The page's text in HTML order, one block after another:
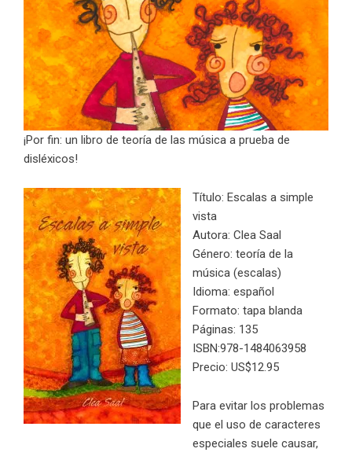
¡Por fin: un libro de teoría de las música a prueba de
disléxicos!
Título: Escalas a simple
vista
Autora: Clea Saal
Género: teoría de la
música (escalas)
Idioma: español
Formato: tapa blanda
Páginas: 135
ISBN:978-1484063958
Precio: US$12.95
Para evitar los problemas
que el uso de caracteres
especiales suele causar,